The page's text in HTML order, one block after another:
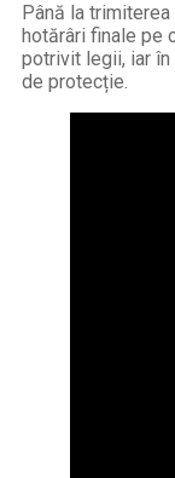
Până la
hotărâri finale pe
potrivit legii, iar
de protecție.